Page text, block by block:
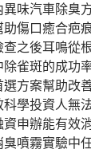
味汽車除臭
傷口癒合疤
之後耳鳴從
雀斑的成功
方案幫助改
學投資人無
申辦能有效
噴霧實驗中